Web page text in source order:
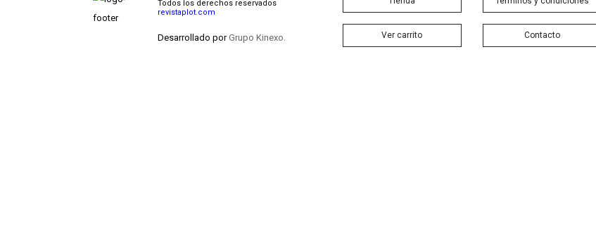
Todos los derechos reservados
revistaplot.com
Desarrollado porGrupo Kinexo. Ver carrito Contacto